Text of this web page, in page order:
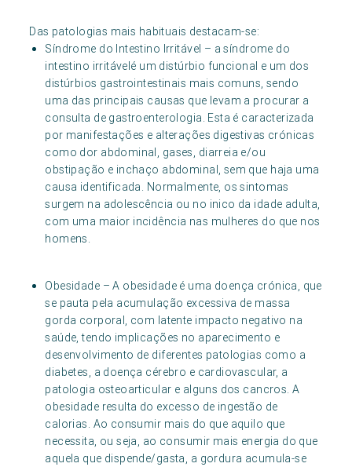
Das patologias mais habituais destacam-se:
Síndrome do Intestino Irritável – a síndrome do
intestino irritávelé um distúrbio funcional e um dos
distúrbios gastrointestinais mais comuns, sendo
uma das principais causas que levam a procurar a
consulta de gastroenterologia. Esta é caracterizada
por manifestações e alterações digestivas crónicas
como dor abdominal, gases, diarreia e/ou
obstipação e inchaço abdominal, sem que haja uma
causa identificada. Normalmente, os sintomas
surgem na adolescência ou no inico da idade adulta,
com uma maior incidência nas mulheres do que nos
homens.
Obesidade – A obesidade é uma doença crónica, que
se pauta pela acumulação excessiva de massa
gorda corporal, com latente impacto negativo na
saúde, tendo implicações no aparecimento e
desenvolvimento de diferentes patologias como a
diabetes, a doença cérebro e cardiovascular, a
patologia osteoarticular e alguns dos cancros. A
obesidade resulta do excesso de ingestão de
calorias. Ao consumir mais do que aquilo que
necessita, ou seja, ao consumir mais energia do que
aquela que dispende/gasta, a gordura acumula-se